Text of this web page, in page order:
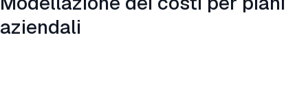
aziendali